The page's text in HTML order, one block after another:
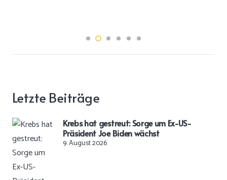
Letzte Beiträge
Krebs hat gestreut: Sorge um Ex-US-
Präsident Joe Biden wächst
9. August 2026